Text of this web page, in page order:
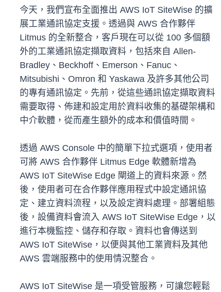
今天，我們宣布全面推出 AWS IoT SiteWise 的擴
展工業通訊協定支援。透過與 AWS 合作夥伴
Litmus 的全新整合，客戶現在可以從 100 多個額
外的工業通訊協定擷取資料，包括來自 Allen-
Bradley、Beckhoff、Emerson、Fanuc、
Mitsubishi、Omron 和 Yaskawa 及許多其他公司
的專有通訊協定。先前，從這些通訊協定擷取資料
需要取得、佈建和設定用於資料收集的基礎架構和
中介軟體，從而產生額外的成本和價值時間。
透過 AWS Console 中的簡單下拉式選項，使用者
可將 AWS 合作夥伴 Litmus Edge 軟體新增為
AWS IoT SiteWise Edge 閘道上的資料來源。然
後，使用者可在合作夥伴應用程式中設定通訊協
定、建立資料流程，以及設定資料處理。部署組態
後，設備資料會流入 AWS IoT SiteWise Edge，以
進行本機監控、儲存和存取。資料也會傳送到
AWS IoT SiteWise，以便與其他工業資料及其他
AWS 雲端服務中的使用情況整合。
AWS IoT SiteWise 是一項受管服務，可讓您輕鬆